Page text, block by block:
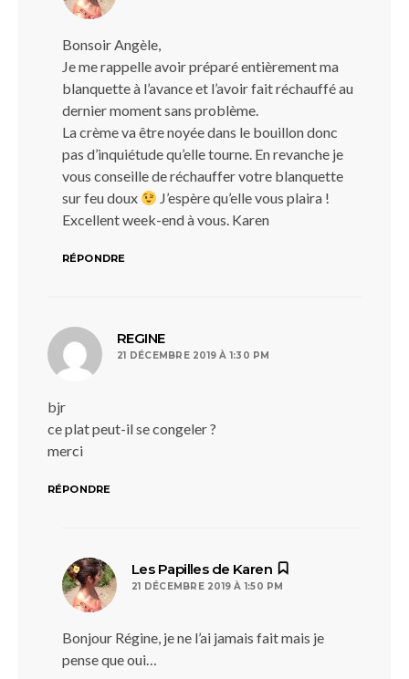
Bonsoir Angèle,
Je me rappelle avoir préparé entièrement ma
blanquette à l’avance et l’avoir fait réchauffé au
dernier moment sans problème.
La crème va être noyée dans le bouillon donc
pas d’inquiétude qu’elle tourne. En revanche je
vous conseille de réchauffer votre blanquette
sur feu doux
J’espère qu’elle vous plaira !
Excellent week-end à vous. Karen
RÉPONDRE
REGINEdit :
21 DÉCEMBRE 2019 À 1:30 PM
bjr
ce plat peut-il se congeler ?
merci
RÉPONDRE
Les Papilles de Karen
21 DÉCEMBRE 2019 À 1:50 PM
Bonjour Régine, je ne l’ai jamais fait mais je
pense que oui…